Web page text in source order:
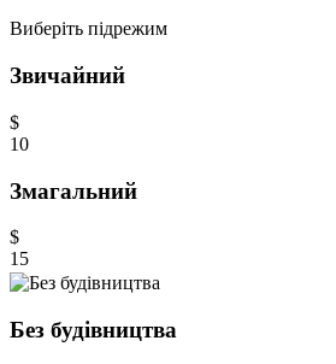
Виберіть підрежим
Звичайний
$
10
Змагальний
$
15
Без будівництва